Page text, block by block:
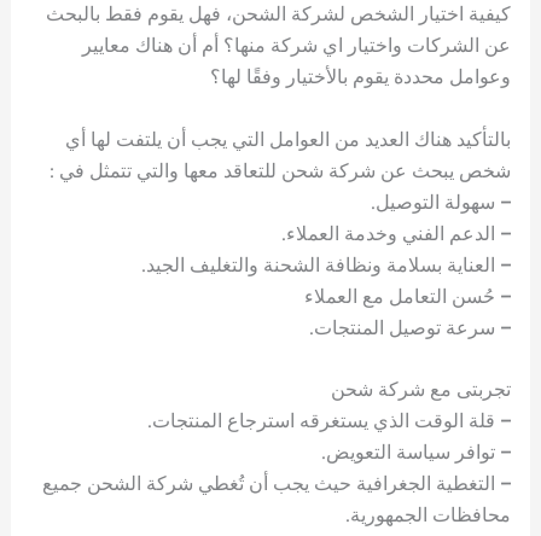
كيفية اختيار الشخص لشركة الشحن، فهل يقوم فقط بالبحث
عن الشركات واختيار اي شركة منها؟ أم أن هناك معايير
وعوامل محددة يقوم بالأختيار وفقًا لها؟
بالتأكيد هناك العديد من العوامل التي يجب أن يلتفت لها أي
شخص يبحث عن شركة شحن للتعاقد معها والتي تتمثل في :
– سهولة التوصيل.
– الدعم الفني وخدمة العملاء.
– العناية بسلامة ونظافة الشحنة والتغليف الجيد.
– حُسن التعامل مع العملاء
– سرعة توصيل المنتجات.
تجربتى مع شركة شحن
– قلة الوقت الذي يستغرقه استرجاع المنتجات.
– توافر سياسة التعويض.
– التغطية الجغرافية حيث يجب أن تُغطي شركة الشحن جميع
محافظات الجمهورية.